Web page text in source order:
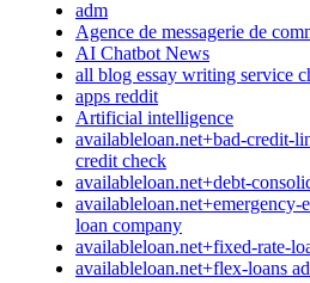
adm
Agence de messagerie de
AI Chatbot News
all blog essay writing service
apps reddit
Artificial intelligence
availableloan.net+bad-credit-
credit check
availableloan.net+debt-
loan company
availableloan.net+fixed-rate-
availableloan.net+flex-loans